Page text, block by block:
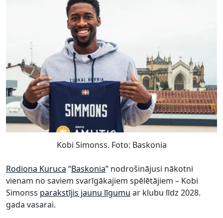
Kobi Simonss. Foto: Baskonia
Rodiona Kuruca “Baskonia” nodrošinājusi nākotni
vienam no saviem svarīgākajiem spēlētājiem – Kobi
Simonss parakstījis jaunu līgumu ar klubu līdz 2028.
gada vasarai.